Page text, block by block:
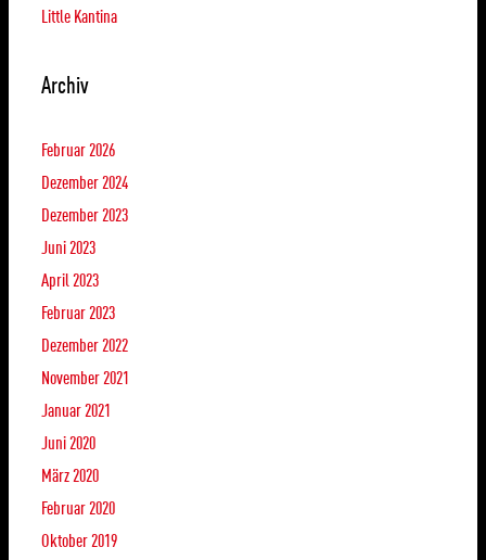
Little Kantina
Archiv
Februar 2026
Dezember 2024
Dezember 2023
Juni 2023
April 2023
Februar 2023
Dezember 2022
November 2021
Januar 2021
Juni 2020
März 2020
Februar 2020
Oktober 2019